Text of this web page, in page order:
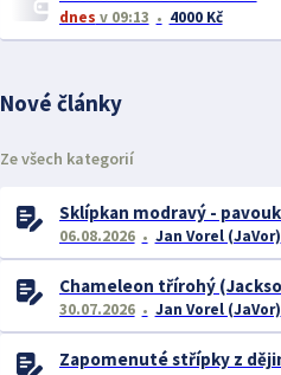
dnes v 09:13 4000 Kč
Nové články
Ze všech kategorií
06.08.2026 Jan Vorel (JaVor)
30.07.2026 Jan Vorel (JaVor)